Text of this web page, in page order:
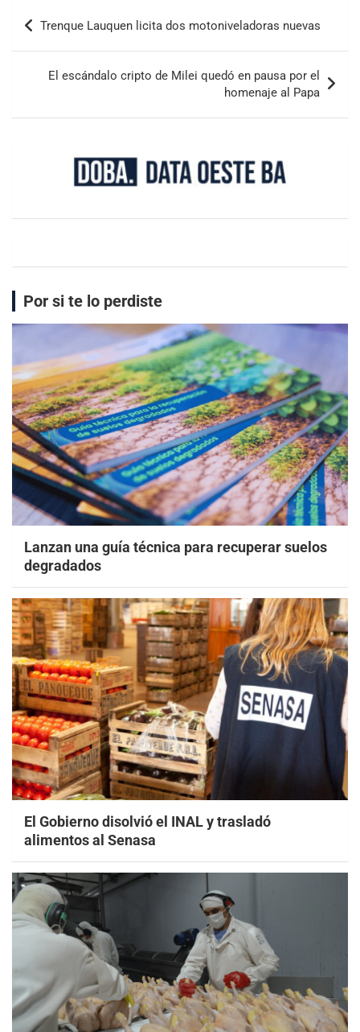
Trenque Lauquen licita dos motoniveladoras nuevas
El escándalo cripto de Milei quedó en pausa por el
homenaje al Papa
Por si te lo perdiste
Lanzan una guía técnica para recuperar suelos
degradados
El Gobierno disolvió el INAL y trasladó
alimentos al Senasa